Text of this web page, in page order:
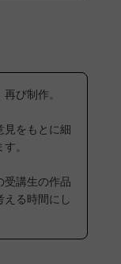
び制作。
見をもとに細
。
受講生の作品
える時間にし